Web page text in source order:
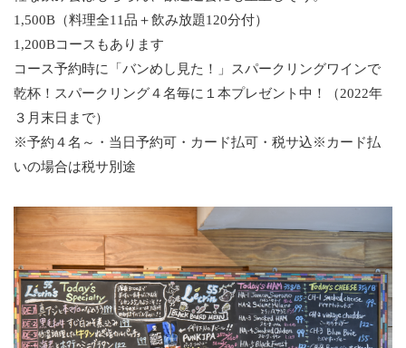
1,500B（料理全11品＋飲み放題120分付）
1,200Bコースもあります
コース予約時に「バンめし見た！」スパークリングワインで
乾杯！スパークリング４名毎に１本プレゼント中！（2022年
３月末日まで）
※予約４名～・当日予約可・カード払可・税サ込※カード払
いの場合は税サ別途